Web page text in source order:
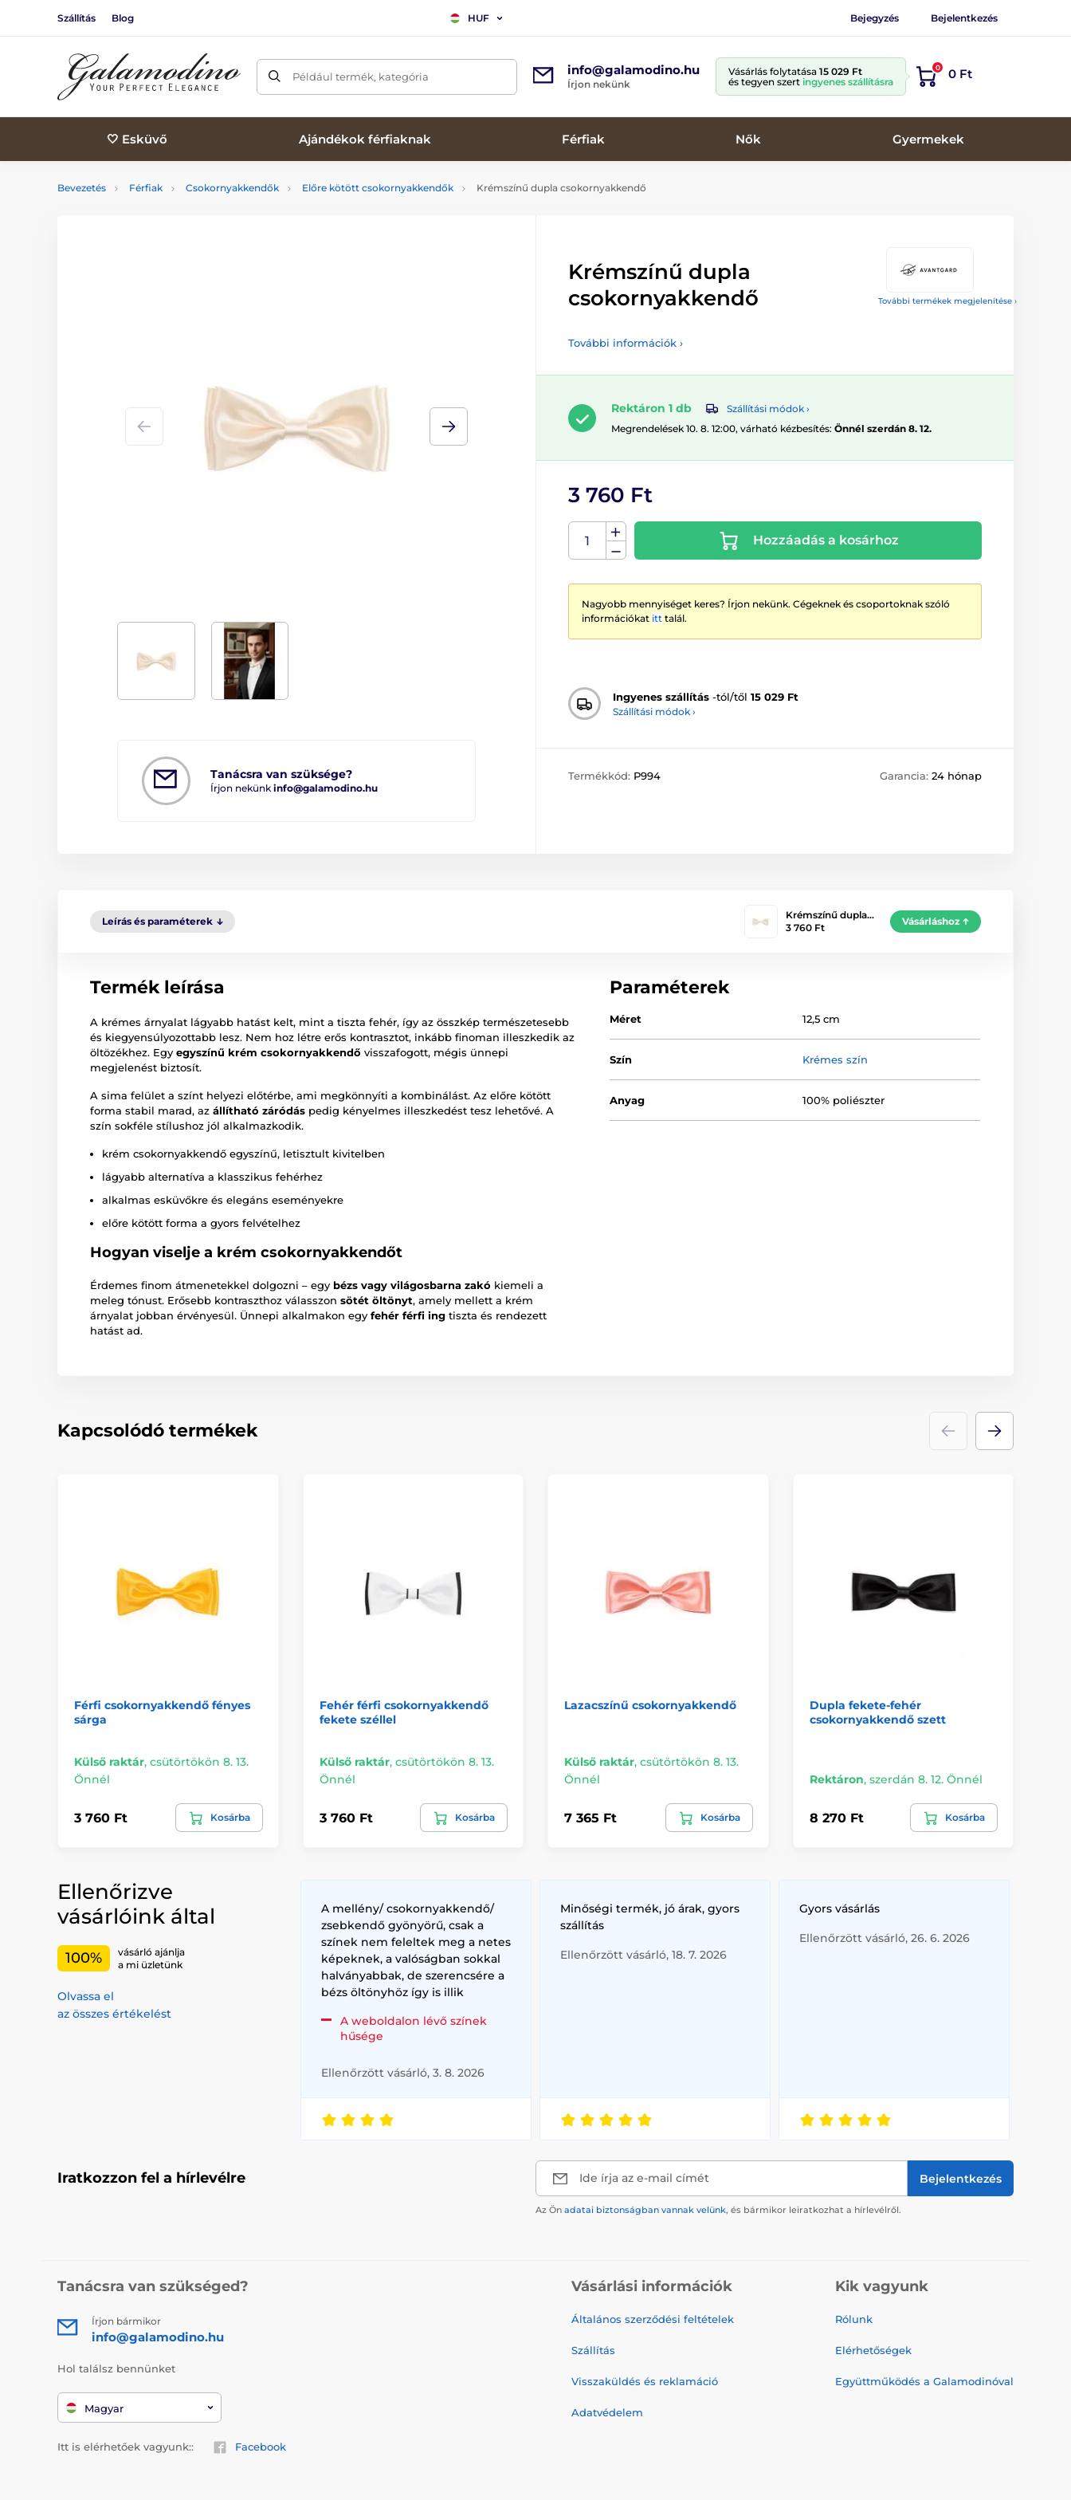
Szállítás Blog HUF Bejegyzés Bejelentkezés
Például termék, kategória info@galamodino.hu
Írjon nekünk
Vásárlás folytatása 15 029 Ft
és tegyen szert ingyenes szállításra
0 0 Ft
🤍 Esküvő Ajándékok férfiaknak Férfiak Nők Gyermekek
Bevezetés Férfiak Csokornyakkendők Előre kötött csokornyakkendők Krémszínű dupla csokornyakkendő
További termékek megjelenítése ›
Tanácsra van szüksége?
Írjon nekünk info@galamodino.hu
Krémszínű dupla
csokornyakkendő
További információk ›
Rektáron 1 db
Szállítási módok ›
Megrendelések 10. 8. 12:00, várható kézbesítés: Önnél szerdán 8. 12.
3 760 Ft
Hozzáadás a kosárhoz
Nagyobb mennyiséget keres? Írjon nekünk. Cégeknek és csoportoknak szóló
információkat itt talál.
Ingyenes szállítás -tól/től 15 029 Ft
Szállítási módok ›
Termékkód: P994 Garancia: 24 hónap
Leírás és paraméterek
Krémszínű dupla…
3 760 Ft
Vásárláshoz
Termék leírása
A krémes árnyalat lágyabb hatást kelt, mint a tiszta fehér, így az összkép természetesebb
és kiegyensúlyozottabb lesz. Nem hoz létre erős kontrasztot, inkább finoman illeszkedik az
öltözékhez. Egy egyszínű krém csokornyakkendő visszafogott, mégis ünnepi
megjelenést biztosít.
A sima felület a színt helyezi előtérbe, ami megkönnyíti a kombinálást. Az előre kötött
forma stabil marad, az állítható záródás pedig kényelmes illeszkedést tesz lehetővé. A
szín sokféle stílushoz jól alkalmazkodik.
krém csokornyakkendő egyszínű, letisztult kivitelben
lágyabb alternatíva a klasszikus fehérhez
alkalmas esküvőkre és elegáns eseményekre
előre kötött forma a gyors felvételhez
Hogyan viselje a krém csokornyakkendőt
Érdemes finom átmenetekkel dolgozni – egy bézs vagy világosbarna zakó kiemeli a
meleg tónust. Erősebb kontraszthoz válasszon sötét öltönyt, amely mellett a krém
árnyalat jobban érvényesül. Ünnepi alkalmakon egy fehér férfi ing tiszta és rendezett
hatást ad.
Paraméterek
Méret 12,5 cm
Szín Krémes szín
Anyag 100% poliészter
Kapcsolódó termékek
Férfi csokornyakkendő fényes
sárga
Külső raktár, csütörtökön 8. 13.
Önnél
3 760 Ft Kosárba
Fehér férfi csokornyakkendő
fekete széllel
Külső raktár, csütörtökön 8. 13.
Önnél
3 760 Ft Kosárba
Lazacszínű csokornyakkendő
Külső raktár, csütörtökön 8. 13.
Önnél
7 365 Ft Kosárba
Dupla fekete-fehér
csokornyakkendő szett
Rektáron, szerdán 8. 12. Önnél
8 270 Ft Kosárba
Ellenőrizve
vásárlóink által
100%
vásárló ajánlja
a mi üzletünk
Olvassa el
az összes értékelést
A mellény/ csokornyakkendő/
zsebkendő gyönyörű, csak a
színek nem feleltek meg a netes
képeknek, a valóságban sokkal
halványabbak, de szerencsére a
bézs öltönyhöz így is illik
A weboldalon lévő színek
hűsége
Ellenőrzött vásárló, 3. 8. 2026
Minőségi termék, jó árak, gyors
szállítás
Ellenőrzött vásárló, 18. 7. 2026
Gyors vásárlás
Ellenőrzött vásárló, 26. 6. 2026
Iratkozzon fel a hírlevélre Ide írja az e-mail címét Bejelentkezés
Az Ön adatai biztonságban vannak velünk, és bármikor leiratkozhat a hírlevélről.
Tanácsra van szükséged?
Írjon bármikor
info@galamodino.hu
Hol találsz bennünket
Magyar
Itt is elérhetőek vagyunk:: Facebook
Vásárlási információk
Általános szerződési feltételek
Szállítás
Visszaküldés és reklamáció
Adatvédelem
Kik vagyunk
Rólunk
Elérhetőségek
Együttműködés a Galamodinóval